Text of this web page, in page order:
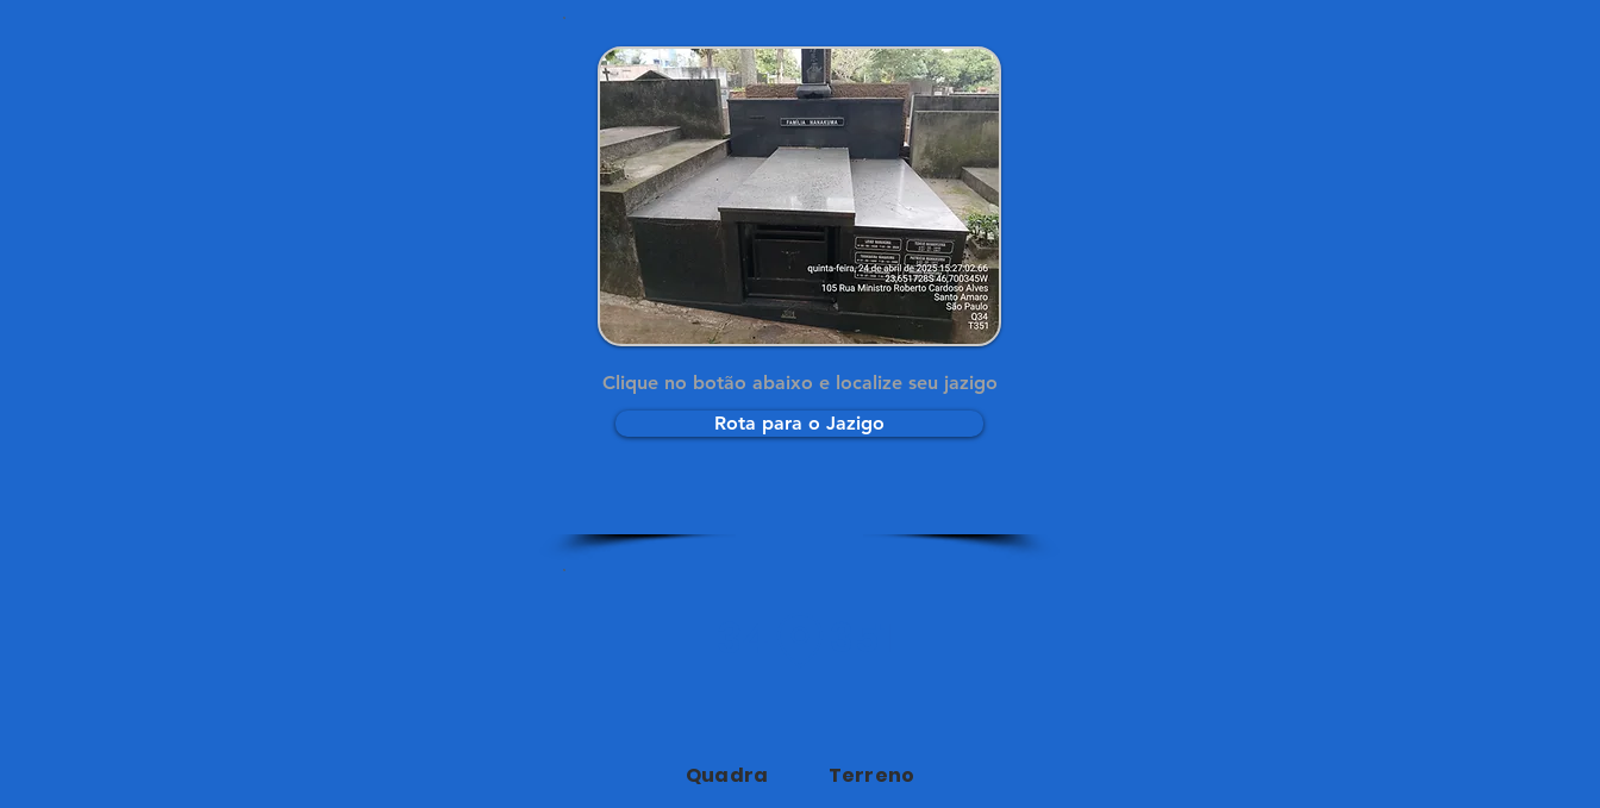
Clique no botão abaixo e localize seu jazigo
Rota para o Jazigo
Quadra Terreno